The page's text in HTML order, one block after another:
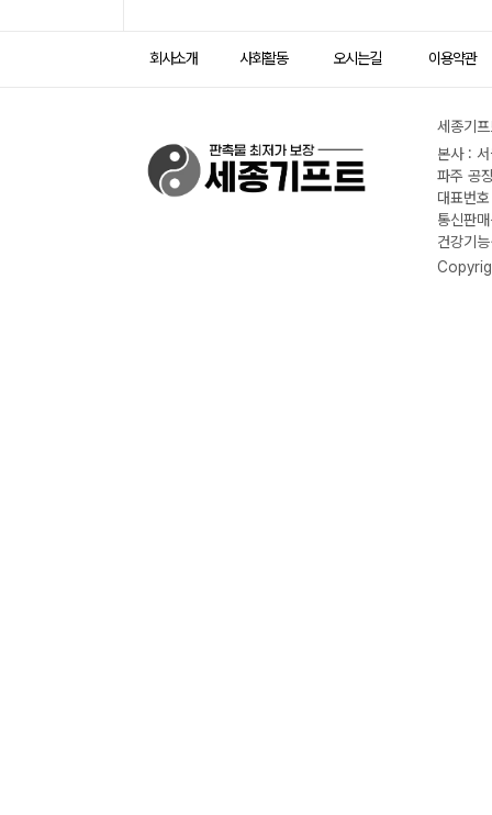
회사소개 사회활동 오시는길 이용약관
세종기
본사 :
파주 공
대표번
통신판
건강기